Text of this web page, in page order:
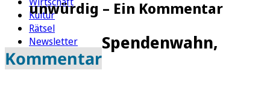
Kultur
Rätsel
Newsletter
E-Paper
unwürdig – Ein Kommentar
Kommentar
Spendenwahn,